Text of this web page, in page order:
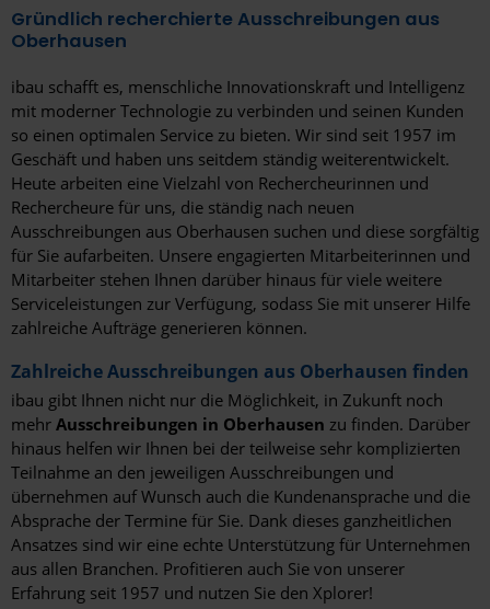
Gründlich recherchierte Ausschreibungen aus
Oberhausen
ibau schafft es, menschliche Innovationskraft und Intelligenz
mit moderner Technologie zu verbinden und seinen Kunden
so einen optimalen Service zu bieten. Wir sind seit 1957 im
Geschäft und haben uns seitdem ständig weiterentwickelt.
Heute arbeiten eine Vielzahl von Rechercheurinnen und
Rechercheure für uns, die ständig nach neuen
Ausschreibungen aus Oberhausen suchen und diese sorgfältig
für Sie aufarbeiten. Unsere engagierten Mitarbeiterinnen und
Mitarbeiter stehen Ihnen darüber hinaus für viele weitere
Serviceleistungen zur Verfügung, sodass Sie mit unserer Hilfe
zahlreiche Aufträge generieren können.
Zahlreiche Ausschreibungen aus Oberhausen finden
ibau gibt Ihnen nicht nur die Möglichkeit, in Zukunft noch
mehr Ausschreibungen in Oberhausen zu finden. Darüber
hinaus helfen wir Ihnen bei der teilweise sehr komplizierten
Teilnahme an den jeweiligen Ausschreibungen und
übernehmen auf Wunsch auch die Kundenansprache und die
Absprache der Termine für Sie. Dank dieses ganzheitlichen
Ansatzes sind wir eine echte Unterstützung für Unternehmen
aus allen Branchen. Profitieren auch Sie von unserer
Erfahrung seit 1957 und nutzen Sie den Xplorer!